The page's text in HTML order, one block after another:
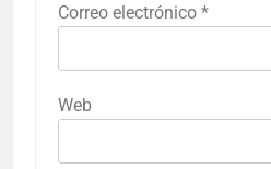
Correo electrónico *
Web